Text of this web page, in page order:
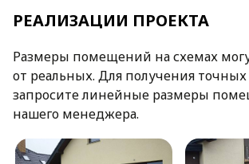
РЕАЛИЗАЦИИ ПРОЕКТА
Размеры помещений на схемах
от реальных. Для получения
запросите линейные размеры
нашего менеджера.